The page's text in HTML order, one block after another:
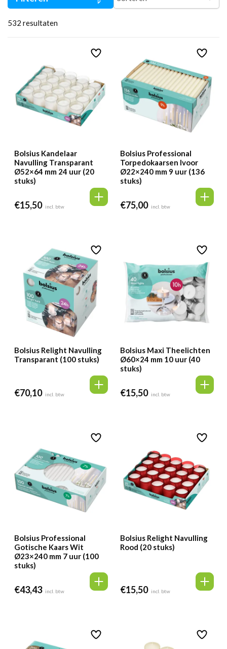
532 resultaten
Bolsius Kandelaar
Navulling Transparant
Ø52×64 mm 24 uur (20
stuks)
€15,50 incl. btw
Bolsius Professional
Torpedokaarsen Ivoor
Ø22×240 mm 9 uur (136
stuks)
€75,00 incl. btw
Bolsius Relight Navulling
Transparant (100 stuks)
€70,10 incl. btw
Bolsius Maxi Theelichten
Ø60×24 mm 10 uur (40
stuks)
€15,50 incl. btw
Bolsius Professional
Gotische Kaars Wit
Ø23×240 mm 7 uur (100
stuks)
€43,43 incl. btw
Bolsius Relight Navulling
Rood (20 stuks)
€15,50 incl. btw